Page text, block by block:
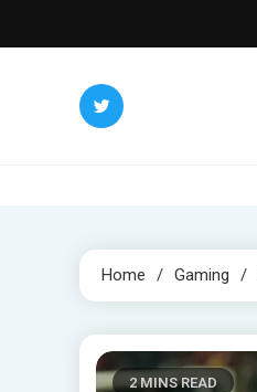
to
Home Gaming
2 MINS READ